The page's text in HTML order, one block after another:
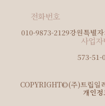
전화번호
010-9873-2129강원특별
사업
573-51-
COPYRIGHT©(주)트립일
개인